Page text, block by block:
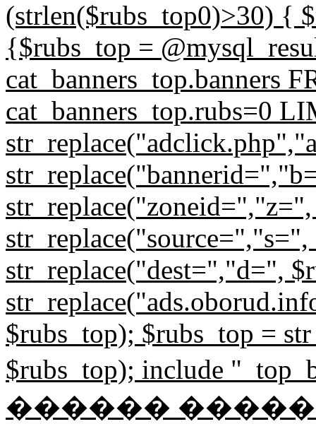
(strlen($rubs_top0)>30) {
{$rubs_top =
cat_banners_top.banners
cat_banners_top.rubs=0
str_replace("dest=","d=",
$rubs_top); $rubs_top =
$rubs_top); include
������